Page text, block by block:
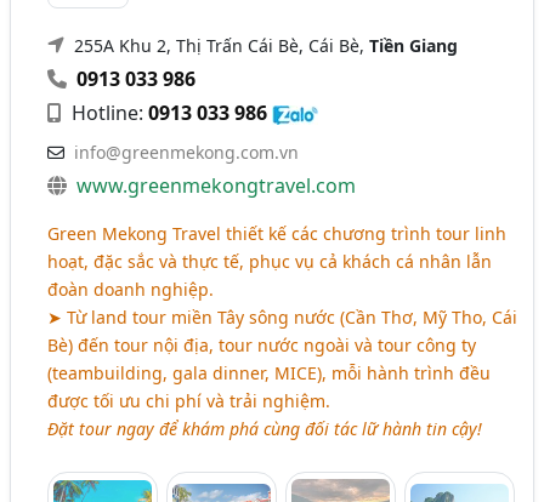
255A Khu 2, Thị Trấn Cái Bè, Cái Bè,Tiền Giang
0913 033 986
Hotline:0913 033 986
info@greenmekong.com.vn
www.greenmekongtravel.com
Green Mekong Travel thiết kế các chương trình tour linh
hoạt, đặc sắc và thực tế, phục vụ cả khách cá nhân lẫn
đoàn doanh nghiệp.
➤ Từ land tour miền Tây sông nước (Cần Thơ, Mỹ Tho, Cái
Bè) đến tour nội địa, tour nước ngoài và tour công ty
(teambuilding, gala dinner, MICE), mỗi hành trình đều
được tối ưu chi phí và trải nghiệm.
Đặt tour ngay để khám phá cùng đối tác lữ hành tin cậy!